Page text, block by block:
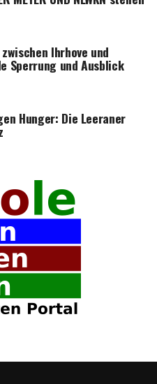
Ihr­ho­ve und
Sper­rung und Ausblick
Hun­ger: Die Leera­ner